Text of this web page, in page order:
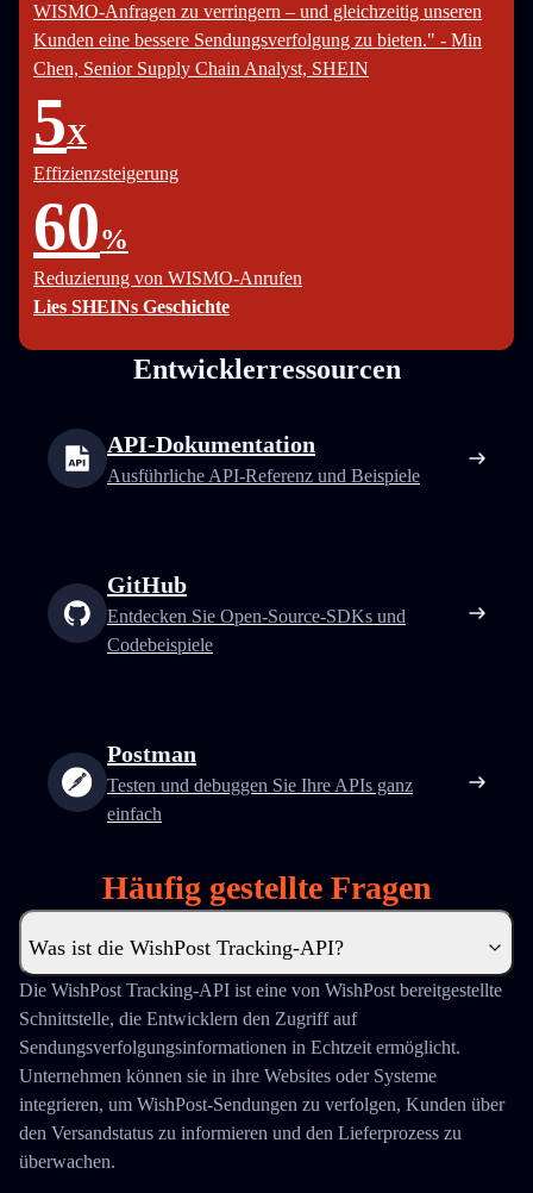
WISMO-Anfragen zu verringern – und gleichzeitig unseren
Kunden eine bessere Sendungsverfolgung zu bieten." - Min
Chen, Senior Supply Chain Analyst, SHEIN
5X
Effizienzsteigerung
60%
Reduzierung von WISMO-Anrufen
Lies SHEINs Geschichte
Entwicklerressourcen
API-Dokumentation
Ausführliche API-Referenz und Beispiele
GitHub
Entdecken Sie Open-Source-SDKs und
Codebeispiele
Postman
Testen und debuggen Sie Ihre APIs ganz
einfach
Häufig gestellte Fragen
Was ist die WishPost Tracking-API?
Die WishPost Tracking-API ist eine von WishPost bereitgestellte
Schnittstelle, die Entwicklern den Zugriff auf
Sendungsverfolgungsinformationen in Echtzeit ermöglicht.
Unternehmen können sie in ihre Websites oder Systeme
integrieren, um WishPost-Sendungen zu verfolgen, Kunden über
den Versandstatus zu informieren und den Lieferprozess zu
überwachen.